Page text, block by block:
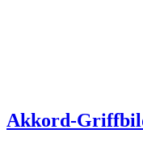
Akkord-